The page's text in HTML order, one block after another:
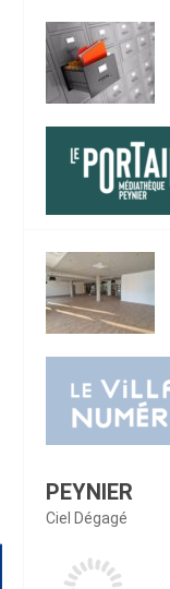
PEYNIER
Ciel Dégagé